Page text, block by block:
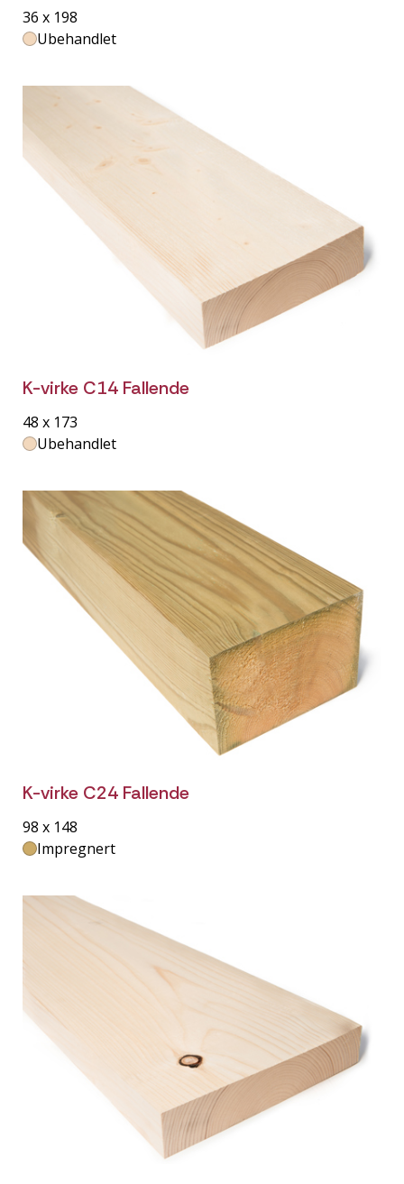
36 x 198
Ubehandlet
K-virke C14 Fallende
48 x 173
Ubehandlet
K-virke C24 Fallende
98 x 148
Impregnert